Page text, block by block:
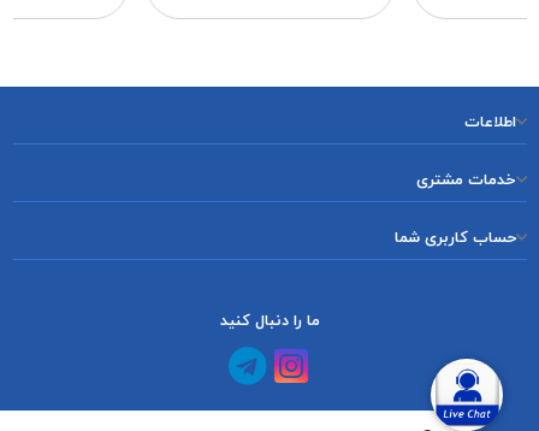
اطلاعات
خدمات مشتری
حساب کاربری شما
ما را دنبال کنید
کانال آپارات
کانال تلگرام